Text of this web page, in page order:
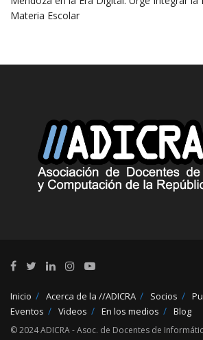
Materia Escolar
Inicio Acerca de la //ADICRA Socios
Eventos
Videos En los medios Blog
© 2024 ADICRA - Asoc. de Docentes de